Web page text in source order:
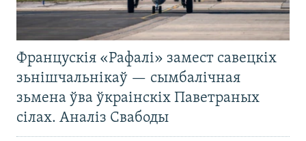
Францускія «Рафалі» замест савецкіх
зьнішчальнікаў — сымбалічная
зьмена ўва ўкраінскіх Паветраных
сілах. Аналіз Свабоды